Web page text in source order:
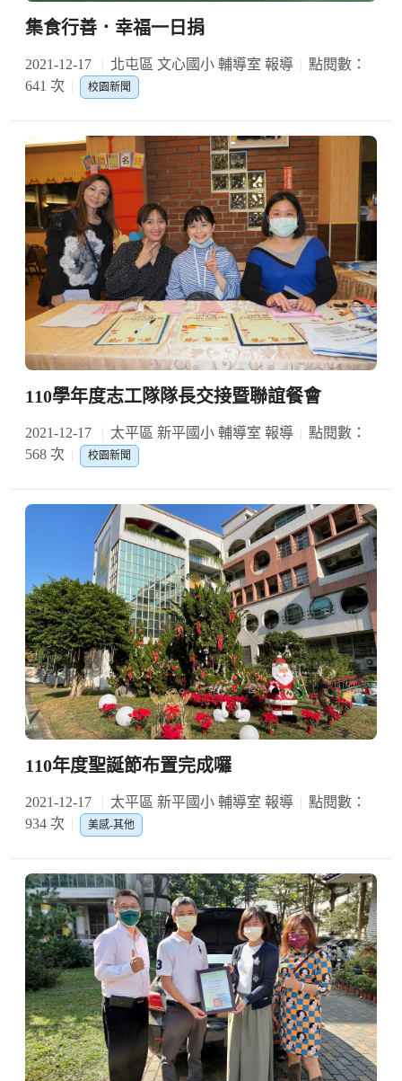
集食行善．幸福一日捐
2021-12-17 北屯區 文心國小 輔導室 報導
點閱數：
641 次
校園新聞
110學年度志工隊隊長交接暨聯誼餐會
2021-12-17 太平區 新平國小 輔導室 報導
點閱數：
568 次
校園新聞
110年度聖誕節布置完成囉
2021-12-17 太平區 新平國小 輔導室 報導
點閱數：
934 次
美感-其他